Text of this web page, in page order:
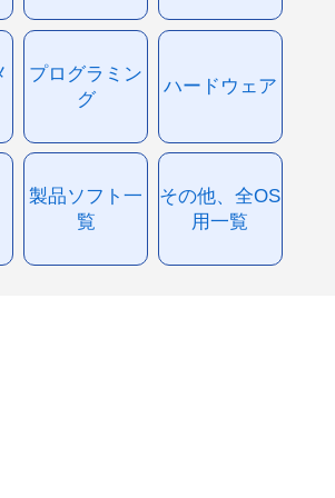
プログラミン
グ
ハードウェア
製品ソフト一
覧
その他、全OS
用一覧